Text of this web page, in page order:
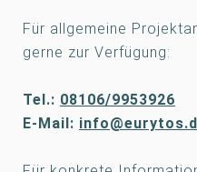
Für allgemeine
gerne zur Verfügung:
Tel.: 08106/9953926
E-Mail: